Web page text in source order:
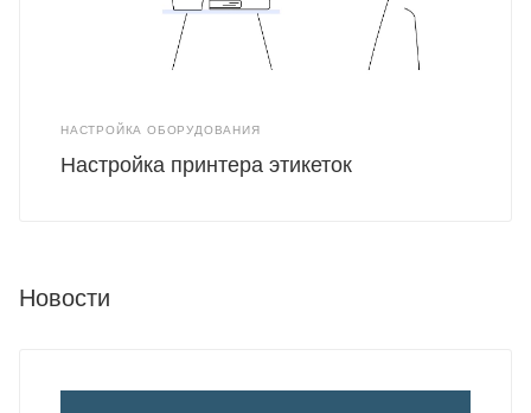
НАСТРОЙКА ОБОРУДОВАНИЯ
Настройка принтера этикеток
Новости